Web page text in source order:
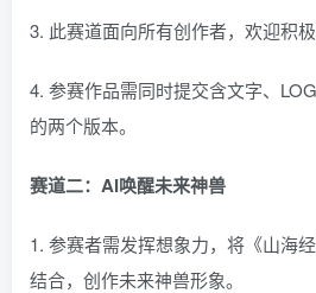
3. 此赛道面向所有创作者，欢迎积极
4. 参赛作品需同时提交含文字、
的两个版本。
赛道二：AI唤醒未来神兽
1. 参赛者需发挥想象力，将《山海
结合，创作未来神兽形象。